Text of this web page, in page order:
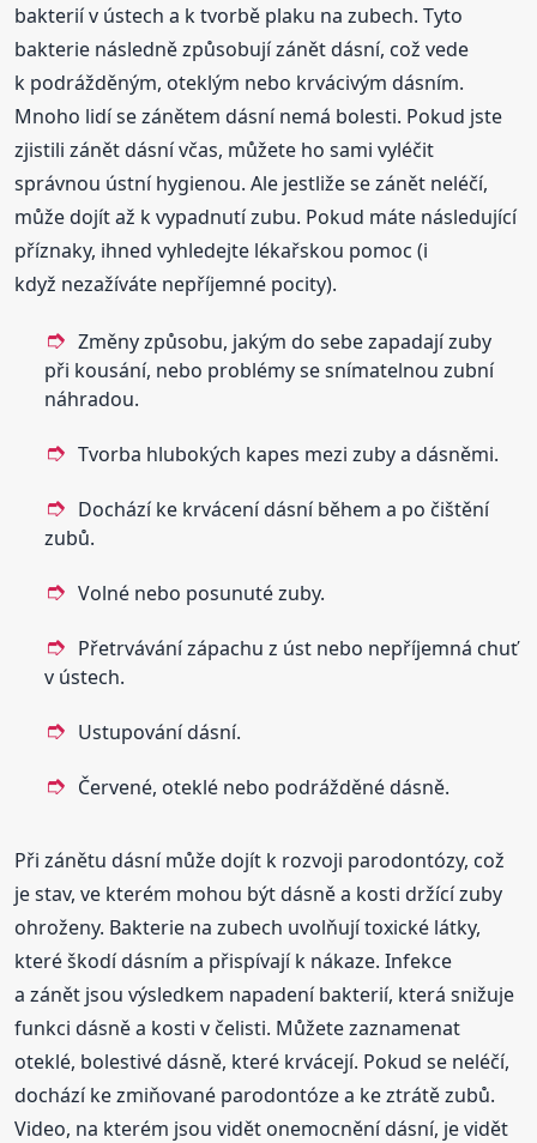
bakterií v ústech a k tvorbě plaku na zubech. Tyto
bakterie následně způsobují zánět dásní, což vede
k podrážděným, oteklým nebo krvácivým dásním.
Mnoho lidí se zánětem dásní nemá bolesti. Pokud jste
zjistili zánět dásní včas, můžete ho sami vyléčit
správnou ústní hygienou. Ale jestliže se zánět neléčí,
může dojít až k vypadnutí zubu. Pokud máte následující
příznaky, ihned vyhledejte lékařskou pomoc (i
když nezažíváte nepříjemné pocity).
Změny způsobu, jakým do sebe zapadají zuby
při kousání, nebo problémy se snímatelnou zubní
náhradou.
Tvorba hlubokých kapes mezi zuby a dásněmi.
Dochází ke krvácení dásní během a po čištění
zubů.
Volné nebo posunuté zuby.
Přetrvávání zápachu z úst nebo nepříjemná chuť
v ústech.
Ustupování dásní.
Červené, oteklé nebo podrážděné dásně.
Při zánětu dásní může dojít k rozvoji parodontózy, což
je stav, ve kterém mohou být dásně a kosti držící zuby
ohroženy. Bakterie na zubech uvolňují toxické látky,
které škodí dásním a přispívají k nákaze. Infekce
a zánět jsou výsledkem napadení bakterií, která snižuje
funkci dásně a kosti v čelisti. Můžete zaznamenat
oteklé, bolestivé dásně, které krvácejí. Pokud se neléčí,
dochází ke zmiňované parodontóze a ke ztrátě zubů.
Video, na kterém jsou vidět onemocnění dásní, je vidět